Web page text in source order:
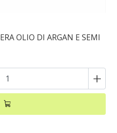
OLIO DI ARGAN E SEMI
+